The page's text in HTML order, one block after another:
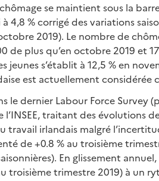
se maintient sous la
4,8 % corrigé des variations
2019). Le nombre de
de plus qu’en octobre 2019 et
jeunes s’établit à 12,5 % en
est actuellement
le dernier Labour Force Survey
l’INSEE, traitant des évolutions
travail irlandais malgré
de +0.8 % au troisième
En glissement
troisième trimestre 2019) à un